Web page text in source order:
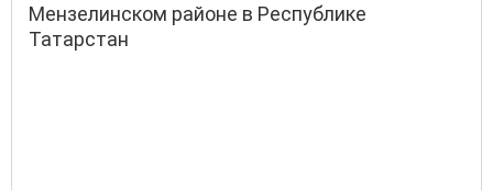
Мензелинском районе в Республике
Татарстан